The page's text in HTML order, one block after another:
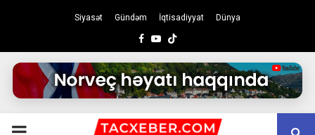
Siyasət Gündəm İqtisadiyyat Dünya
Facebook
Youtube